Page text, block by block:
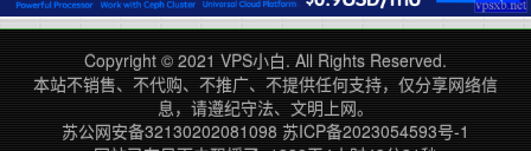
Copyright © 2021 VPS小白. All Rights Reserved.
本站不销售、不代购、不推广、不提供任何支持，仅分享网络信
息，请遵纪守法、文明上网。
苏公网安备32130202081098 苏ICP备2023054593号-1